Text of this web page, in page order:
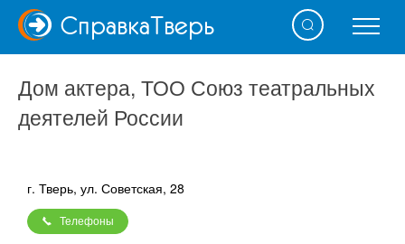
СправкаТверь
Дом актера, ТОО Союз театральных
деятелей России
г. Тверь, ул. Советская, 28
Телефоны